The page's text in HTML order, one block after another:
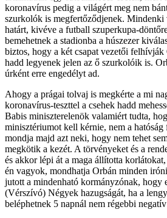
koronavírus pedig a világért meg nem
szurkolók is megfertőződjenek. Mindenki
határt, kivéve a futball szuperkupa-
bemehetnek a stadionba a húszezer
biztos, hogy a két csapat vezetői
hadd legyenek jelen az ő szurkolóik is.
úrként erre engedélyt ad.
Ahogy a prágai tolvaj is megkérte a mi
koronavírus-teszttel a csehek hadd
Babis miniszterelenök valamiért tudta,
minisztériumot kell kérnie, nem a hatóság
mondja majd azt neki, hogy nem tehet
megkötik a kezét. A törvényeket és a
és akkor lépi át a maga állította
én vagyok, mondhatja Orbán minden
jutott a mindenható kormányzónak, hogy
(Vérszívó) Négyek hazugságát, ha a
beléphetnek 5 napnál nem régebbi